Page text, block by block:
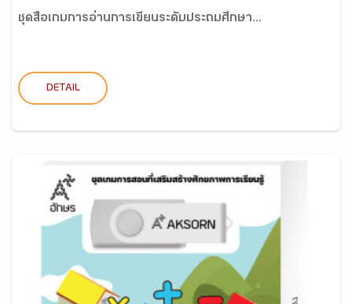
ชุดสื่อเกมการอ่านการเขียนระดับประถมศึกษา...
DETAIL